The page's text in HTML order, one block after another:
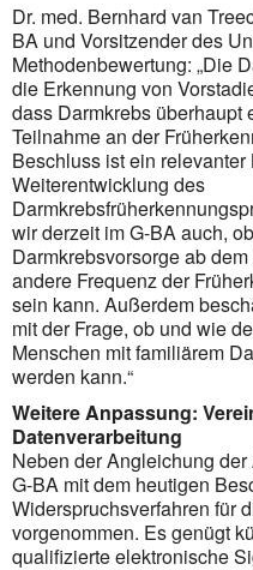
Dr. med. Bernhard van
BA und Vorsitzender des
Methodenbewertung: „Die
die Erkennung von
dass Darmkrebs überhaupt
Teilnahme an der
Beschluss ist ein
Weiterentwicklung des
wir derzeit im G-BA auch,
Darmkrebsvorsorge ab
andere Frequenz der
sein kann. Außerdem
mit der Frage, ob und wie
Menschen mit familiärem
werden kann.“
Weitere Anpassung:
Datenverarbeitung
Neben der Angleichung
G-BA mit dem heutigen
Widerspruchsverfahren für
vorgenommen. Es genügt
qualifizierte elektronische